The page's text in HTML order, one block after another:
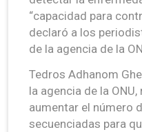
“capacidad para
declaró a los
de la agencia de la
Tedros Adhanom
la agencia de la
aumentar el número
secuenciadas para